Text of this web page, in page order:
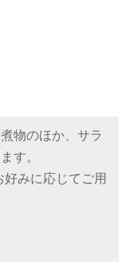
物のほか、サラ
す。
みに応じてご用